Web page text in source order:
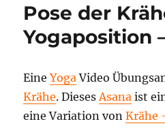
Pose der
Yogaposition
EineYoga Video
Krähe. Dieses Asana ist
eine Variation vonKrähe